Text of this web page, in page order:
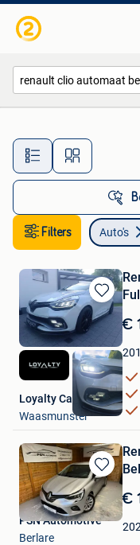
Filters Auto's
Bewaren
in
Mijn
Favorieten
€
Loyalty Cars
Waasmunster
Bewaren
in
Mijn
Favorieten
€
PSN Automotive
Berlare